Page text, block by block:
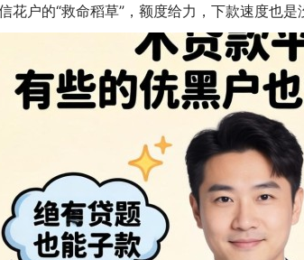
花户的“救命稻草”，额度给力，下款速度也是